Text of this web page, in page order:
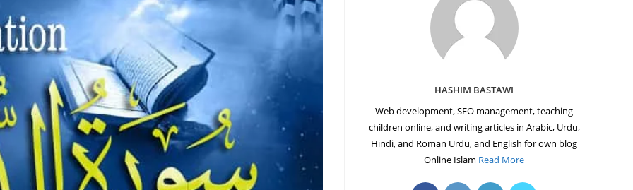
HASHIM BASTAWI
Web development, SEO management, teaching
children online, and writing articles in Arabic, Urdu,
Hindi, and Roman Urdu, and English for own blog
Online Islam Read More